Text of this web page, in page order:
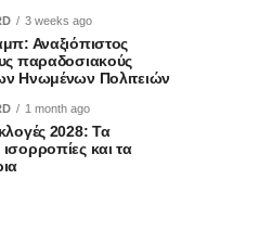
3 weeks ago
Αναξιόπιστος
παραδοσιακούς
Ηνωμένων Πολιτειών
1 month ago
2028: Τα
και τα